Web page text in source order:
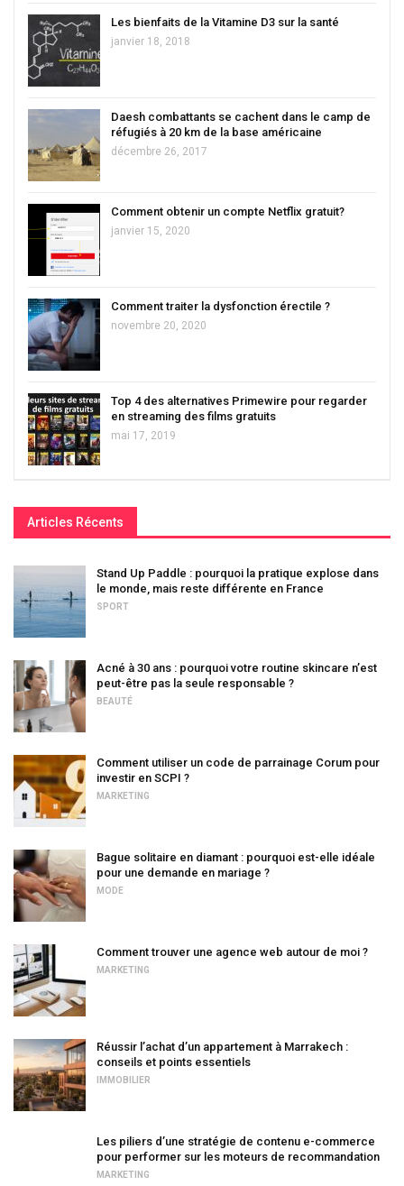
Les bienfaits de la Vitamine D3 sur la santé
janvier 18, 2018
Daesh combattants se cachent dans le camp de
réfugiés à 20 km de la base américaine
décembre 26, 2017
Comment obtenir un compte Netflix gratuit?
janvier 15, 2020
Comment traiter la dysfonction érectile ?
novembre 20, 2020
Top 4 des alternatives Primewire pour regarder
en streaming des films gratuits
mai 17, 2019
Articles Récents
Stand Up Paddle : pourquoi la pratique explose dans
le monde, mais reste différente en France
SPORT
Acné à 30 ans : pourquoi votre routine skincare n’est
peut-être pas la seule responsable ?
BEAUTÉ
Comment utiliser un code de parrainage Corum pour
investir en SCPI ?
MARKETING
Bague solitaire en diamant : pourquoi est-elle idéale
pour une demande en mariage ?
MODE
Comment trouver une agence web autour de moi ?
MARKETING
Réussir l’achat d’un appartement à Marrakech :
conseils et points essentiels
IMMOBILIER
Les piliers d’une stratégie de contenu e-commerce
pour performer sur les moteurs de recommandation
MARKETING